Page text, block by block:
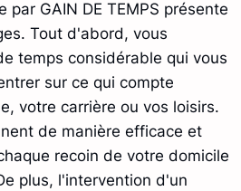
par GAIN DE TEMPS présente
Tout d'abord, vous
temps considérable qui vous
sur ce qui compte
votre carrière ou vos loisirs.
de manière efficace et
recoin de votre domicile
plus, l'intervention d'un